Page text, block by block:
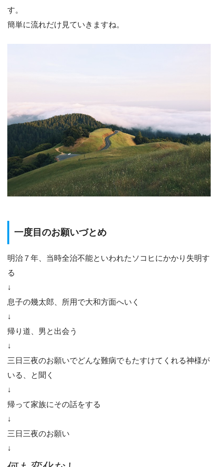
す。
簡単に流れだけ見ていきますね。
一度目のお願いづとめ
明治７年、当時全治不能といわれたソコヒにかかり失明す
る
↓
息子の幾太郎、所用で大和方面へいく
↓
帰り道、男と出会う
↓
三日三夜のお願いでどんな難病でもたすけてくれる神様が
いる、と聞く
↓
帰って家族にその話をする
↓
三日三夜のお願い
↓